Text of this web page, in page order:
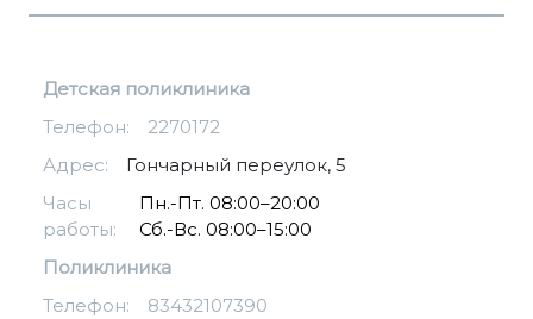
Детская поликлиника
Телефон:
2270172
Адрес:
Гончарный переулок, 5
Часы
работы:
Пн.-Пт. 08:00–20:00
Сб.-Вс. 08:00–15:00
Поликлиника
Телефон:
83432107390